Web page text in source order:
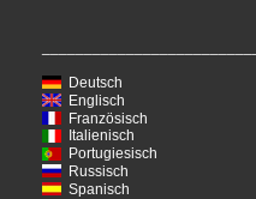
Deutsch
Englisch
Französisch
Italienisch
Portugiesisch
Russisch
Spanisch